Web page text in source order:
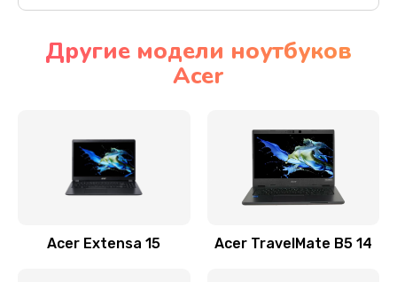
Настройка BIOS
Замена видеочипа
Заказать
Другие модели ноутбуков
Acer
Acer Extensa 15 Acer TravelMate B5 14